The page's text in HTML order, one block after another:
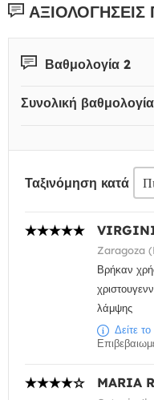
Βαθμολογία 2
Συνολική
Ταξινόμηση κατά
Zaragoza
Βρήκαν
λάμψης
Δείτε
MARIA